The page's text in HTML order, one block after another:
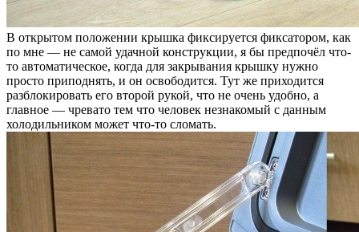
В открытом положении крышка фиксируется фиксатором, как
по мне — не самой удачной конструкции, я бы предпочёл что-
то автоматическое, когда для закрывания крышку нужно
просто приподнять, и он освободится. Тут же приходится
разблокировать его второй рукой, что не очень удобно, а
главное — чревато тем что человек незнакомый с данным
холодильником может что-то сломать.